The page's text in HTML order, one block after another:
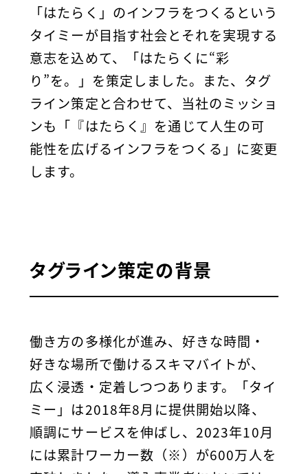
「はたらく」のインフラをつくるという
タイミーが目指す社会とそれを実現する
意志を込めて、「はたらくに“彩
り”を。」を策定しました。また、タグ
ライン策定と合わせて、当社のミッショ
ンも「『はたらく』を通じて人生の可
能性を広げるインフラをつくる」に変更
します。
タグライン策定の背景
働き方の多様化が進み、好きな時間・
好きな場所で働けるスキマバイトが、
広く浸透・定着しつつあります。「タイ
ミー」は2018年8月に提供開始以降、
順調にサービスを伸ばし、2023年10月
には累計ワーカー数 （※） が600万人を